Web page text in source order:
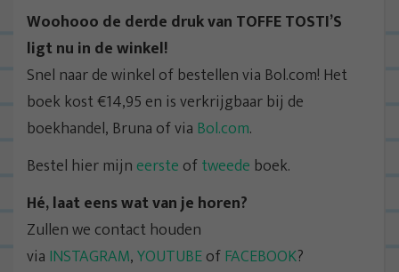
Woohooo de derde druk van TOFFE TOSTI’S
ligt nu in de winkel!
Snel naar de winkel of bestellen via Bol.com! Het
boek kost €14,95 en is verkrijgbaar bij de
boekhandel, Bruna of via Bol.com.
Bestel hier mijneerste oftweede boek.
Hé, laat eens wat van je horen?
Zullen we contact houden
via INSTAGRAM,YOUTUBEofFACEBOOK?